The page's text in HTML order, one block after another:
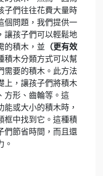
子們往往花費大量時
個問題，我們提供一
，讓孩子們可以輕鬆地
的積木，並 （更有效
積木分類方式可以幫
需要的積木。此方法
上，讓孩子們將積木
方形、齒輪等。這
或大小的積木時，
框中找到它。這種積
們節省時間，而且還
。